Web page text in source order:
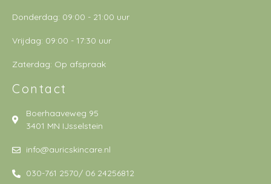
Donderdag: 09:00 - 21:00 uur
Vrijdag: 09:00 - 17:30 uur
Zaterdag: Op afspraak
Contact
Boerhaaveweg 95
3401 MN IJsselstein
info@auricskincare.nl
030-761 2570/ 06 24256812